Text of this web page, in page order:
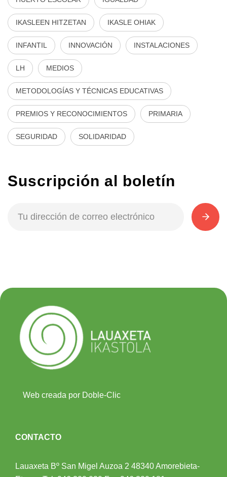
IKASLEEN HITZETAN IKASLE OHIAK
INFANTIL INNOVACIÓN INSTALACIONES
LH MEDIOS
METODOLOGÍAS Y TÉCNICAS EDUCATIVAS
PREMIOS Y RECONOCIMIENTOS PRIMARIA
SEGURIDAD SOLIDARIDAD
Suscripción al boletín
Web creada por Doble-Clic
CONTACTO
Lauaxeta Bº San Migel Auzoa 2 48340 Amorebieta-